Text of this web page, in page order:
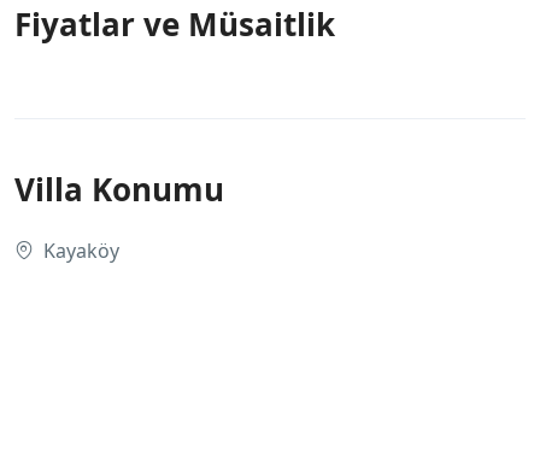
Fiyatlar ve Müsaitlik
Villa Konumu
Kayaköy